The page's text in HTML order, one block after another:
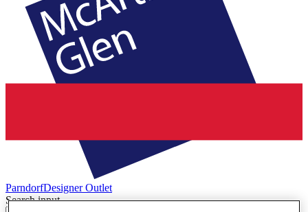
ParndorfDesigner Outlet
Search input